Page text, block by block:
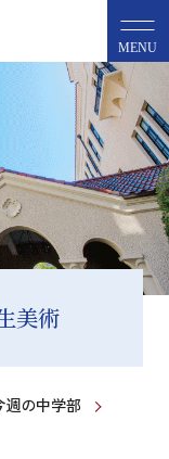
MENU
美術
週の中学部